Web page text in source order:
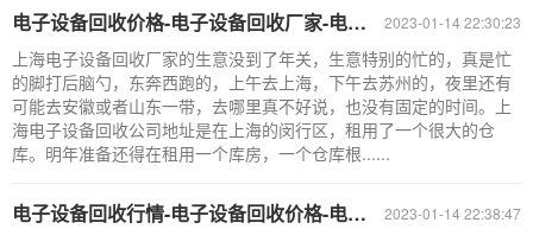
2023-01-14 22:30:23
电子设备回收价格-电子设备回收厂家-电子设备回收公司地址
上海电子设备回收厂家的生意没到了年关，生意特别的忙的，真是忙
的脚打后脑勺，东奔西跑的，上午去上海，下午去苏州的，夜里还有
可能去安徽或者山东一带，去哪里真不好说，也没有固定的时间。上
海电子设备回收公司地址是在上海的闵行区，租用了一个很大的仓
库。明年准备还得在租用一个库房，一个仓库根......
2023-01-14 22:38:47
电子设备回收行情-电子设备回收价格-电子设备回收公司手机号